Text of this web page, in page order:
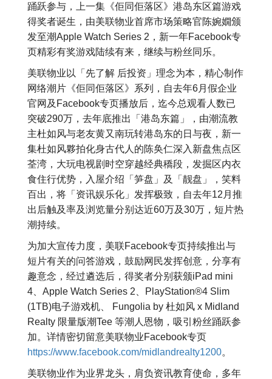
踊跃参与，上一集《佢同佢落区》港岛东区篇游戏
得奖者诞生，由美联物业首席市场策略官陈婉嫺颁
发至潮Apple Watch Series 2，新一年Facebook专
页精彩有奖游戏陆续有来，继续与粉丝同乐。
美联物业以「先了解 后投资」理念为本，精心制作
网络潮片《佢同佢落区》系列，自去年6月假企业
官网及Facebook专页播放后，迄今总观看人数已
突破290万，去年底推出「港岛东篇」，由潮流教
主杜如风与老友黄又南玩转港岛东的日与夜，新一
集杜如风夥拍化身古代人的陈奂仁深入新盘焦点区
荃湾，大玩电视剧时空穿越经典穚段，发掘区内衣
食住行优势，入屋介绍「笋盘」及「靓盘」，笑料
百出，将「资讯娱乐化」发挥极致，自去年12月推
出后触及率及浏览量分别达近60万及30万，短片热
潮持续。
为加大宣传力度，美联Facebook专页持续推出与
短片有关的问答游戏，鼓励网民发挥创意，分享有
趣意念，经过遴选后，得奖者分别获颁iPad mini
4、Apple Watch Series 2、PlayStation®4 Slim
(1TB)电子游戏机、 Fungolia by 杜如风 x Midland
Realty 限量版潮Tee 等潮人恩物，吸引粉丝踊跃参
加。详情密切留意美联物业Facebook专页
https://www.facebook.com/midlandrealty1200。
美联物业作为业界龙头，肩负资讯教育使命，多年